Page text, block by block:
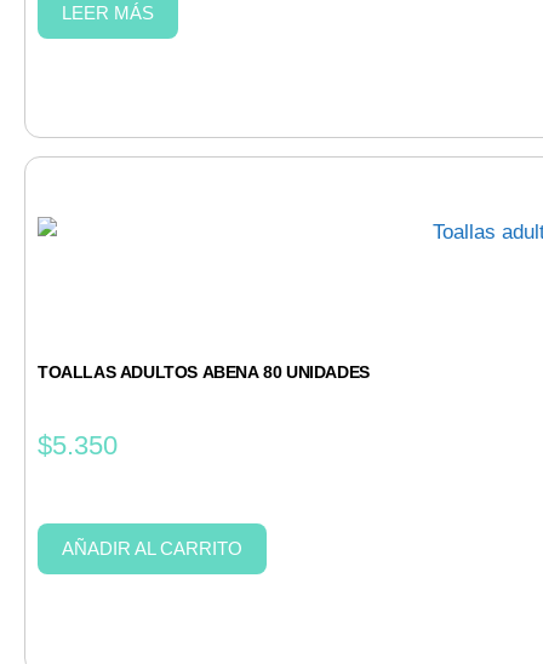
LEER MÁS
TOALLAS ADULTOS ABENA 80 UNIDADES
$5.350
AÑADIR AL CARRITO